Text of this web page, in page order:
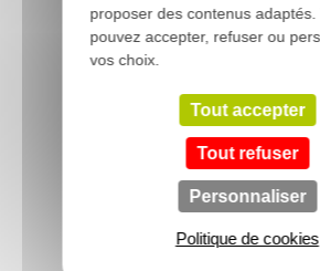
Entrez en contact avec le
de votre secteur
proposer des contenus adaptés.
pouvez accepter, refuser ou
vos choix.
Tout accepter
Tout refuser
Personnaliser
Politique de cookies